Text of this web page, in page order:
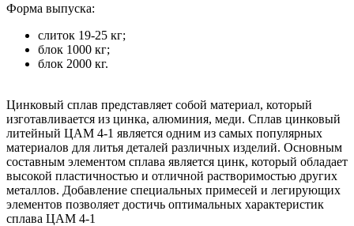
Форма выпуска:
слиток 19-25 кг;
блок 1000 кг;
блок 2000 кг.
Цинковый сплав представляет собой материал, который
изготавливается из цинка, алюминия, меди. Сплав цинковый
литейный ЦАМ 4-1 является одним из самых популярных
материалов для литья деталей различных изделий. Основным
составным элементом сплава является цинк, который обладает
высокой пластичностью и отличной растворимостью других
металлов. Добавление специальных примесей и легирующих
элементов позволяет достичь оптимальных характеристик
сплава ЦАМ 4-1